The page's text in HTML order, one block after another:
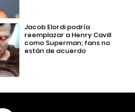
Jacob Elordi podría
reemplazar a Henry Cavill
como Superman; fans no
están de acuerdo